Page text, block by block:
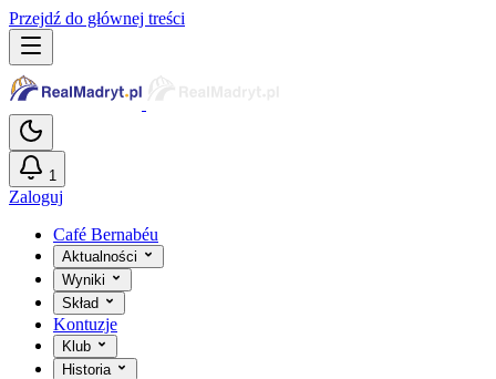
Przejdź do głównej treści
1
Zaloguj
Café Bernabéu
Aktualności
Wyniki
Skład
Kontuzje
Klub
Historia